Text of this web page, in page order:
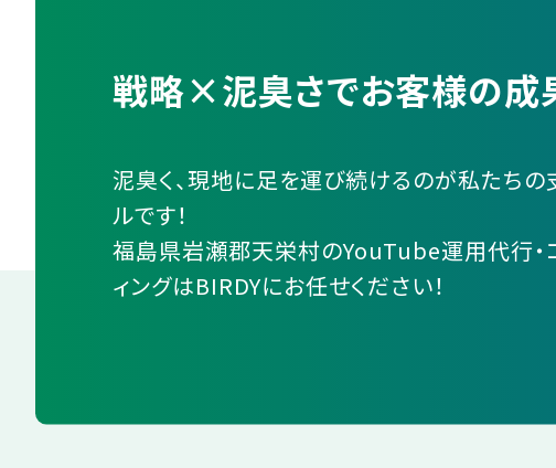
戦略×泥臭さでお客様の成
泥臭く、現地に足を運び続けるのが私たちの
ルです！
福島県岩瀬郡天栄村のYouTube運用代行・
ィングはBIRDYにお任せください！